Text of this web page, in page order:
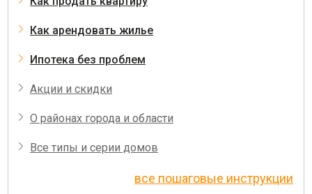
Как арендовать жилье
Ипотека без проблем
Акции и скидки
О районах города и области
Все типы и серии домов
все пошаговые инструкции